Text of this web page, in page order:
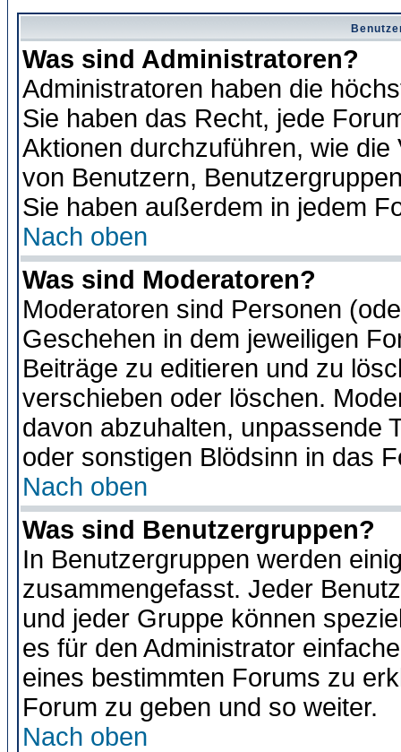
Was sind Administratoren?
Administratoren haben die
Sie haben das Recht, jede
Aktionen durchzuführen, wie
von Benutzern,
Sie haben außerdem in jedem
Nach oben
Was sind Moderatoren?
Moderatoren sind Personen
Geschehen in dem jeweiligen
Beiträge zu editieren und zu
verschieben oder löschen.
davon abzuhalten, unpassende
oder sonstigen Blödsinn in das
Nach oben
Was sind Benutzergruppen?
In Benutzergruppen werden
zusammengefasst. Jeder
und jeder Gruppe können
es für den Administrator
eines bestimmten Forums zu
Forum zu geben und so weiter.
Nach oben